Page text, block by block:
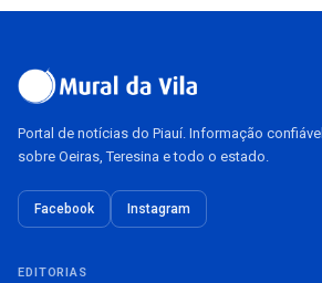
Portal de notícias do Piauí. Informação confiável
sobre Oeiras, Teresina e todo o estado.
Facebook Instagram
EDITORIAS